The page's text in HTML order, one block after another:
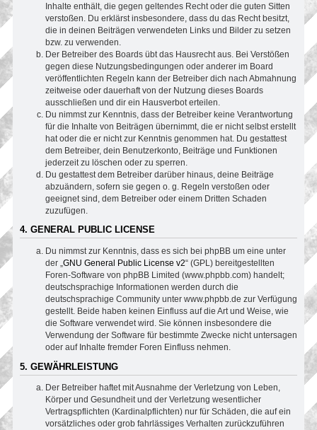
Inhalte enthält, die gegen geltendes Recht oder die guten Sitten
verstoßen. Du erklärst insbesondere, dass du das Recht besitzt,
die in deinen Beiträgen verwendeten Links und Bilder zu setzen
bzw. zu verwenden.
Der Betreiber des Boards übt das Hausrecht aus. Bei Verstößen
gegen diese Nutzungsbedingungen oder anderer im Board
veröffentlichten Regeln kann der Betreiber dich nach Abmahnung
zeitweise oder dauerhaft von der Nutzung dieses Boards
ausschließen und dir ein Hausverbot erteilen.
Du nimmst zur Kenntnis, dass der Betreiber keine Verantwortung
für die Inhalte von Beiträgen übernimmt, die er nicht selbst erstellt
hat oder die er nicht zur Kenntnis genommen hat. Du gestattest
dem Betreiber, dein Benutzerkonto, Beiträge und Funktionen
jederzeit zu löschen oder zu sperren.
Du gestattest dem Betreiber darüber hinaus, deine Beiträge
abzuändern, sofern sie gegen o. g. Regeln verstoßen oder
geeignet sind, dem Betreiber oder einem Dritten Schaden
zuzufügen.
4. GENERAL PUBLIC LICENSE
Du nimmst zur Kenntnis, dass es sich bei phpBB um eine unter
der „GNU General Public License v2“ (GPL) bereitgestellten
Foren-Software von phpBB Limited (www.phpbb.com) handelt;
deutschsprachige Informationen werden durch die
deutschsprachige Community unter www.phpbb.de zur Verfügung
gestellt. Beide haben keinen Einfluss auf die Art und Weise, wie
die Software verwendet wird. Sie können insbesondere die
Verwendung der Software für bestimmte Zwecke nicht untersagen
oder auf Inhalte fremder Foren Einfluss nehmen.
5. GEWÄHRLEISTUNG
Der Betreiber haftet mit Ausnahme der Verletzung von Leben,
Körper und Gesundheit und der Verletzung wesentlicher
Vertragspflichten (Kardinalpflichten) nur für Schäden, die auf ein
vorsätzliches oder grob fahrlässiges Verhalten zurückzuführen